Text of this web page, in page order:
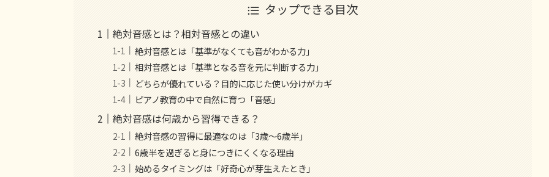
タップできる目次
絶対音感とは？相対音感との違い
絶対音感とは「基準がなくても音がわかる力」
相対音感とは「基準となる音を元に判断する力」
どちらが優れている？目的に応じた使い分けがカギ
ピアノ教育の中で自然に育つ「音感」
絶対音感は何歳から習得できる？
絶対音感の習得に最適なのは「3歳〜6歳半」
6歳半を過ぎると身につきにくくなる理由
始めるタイミングは「好奇心が芽生えたとき」